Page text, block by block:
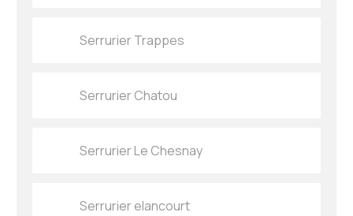
Serrurier Trappes
Serrurier Chatou
Serrurier Le Chesnay
Serrurier elancourt